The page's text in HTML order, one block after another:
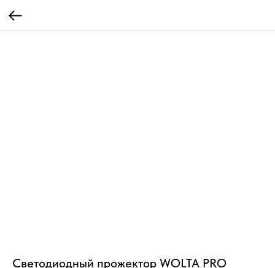
Светодиодный прожектор WOLTA PRO